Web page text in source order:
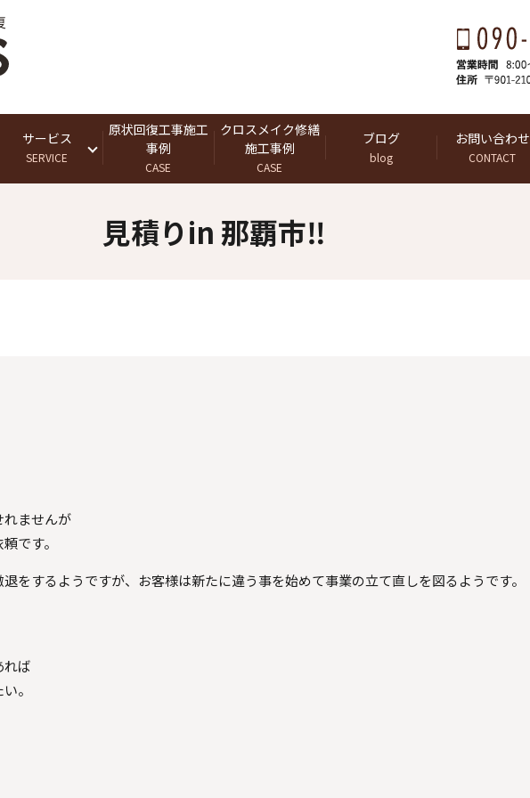
サービス
SERVICE
原状回復工事施工
事例
CASE
クロスメイク修繕
施工事例
CASE
ブログ
blog
お問い合わせ
CONTACT
見積りin 那覇市‼️
ませんが
です。
をするようですが、お客様は新たに違う事を始めて事業の立て直しを図るようです。
れば
。